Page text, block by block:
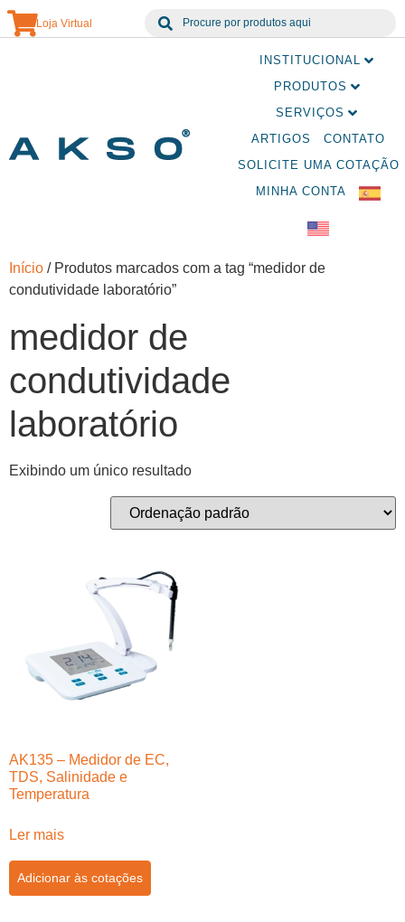
Loja Virtual
INSTITUCIONAL
PRODUTOS
SERVIÇOS
ARTIGOS
CONTATO
SOLICITE UMA COTAÇÃO
MINHA CONTA
Início / Produtos marcados com a tag “medidor de
condutividade laboratório”
medidor de
condutividade
laboratório
Exibindo um único resultado
AK135 – Medidor de EC,
TDS, Salinidade e
Temperatura
Ler mais
Adicionar às cotações